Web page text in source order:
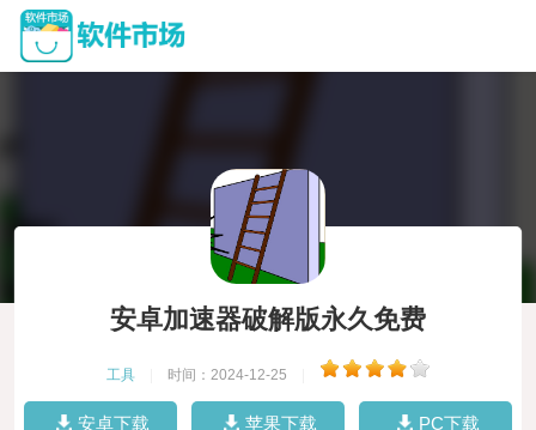
安卓加速器破解版永久免费
工具 时间：2024-12-25
安卓下载 苹果下载 PC下载